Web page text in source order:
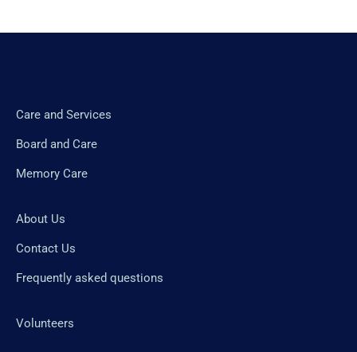
Care and Services
Board and Care
Memory Care
About Us
Contact Us
Frequently asked questions
Volunteers